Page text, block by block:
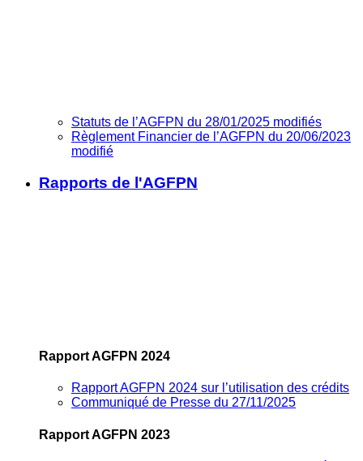
Statuts de l’AGFPN du 28/01/2025 modifiés
Règlement Financier de l’AGFPN du 20/06/2023
modifié
Rapports de l'AGFPN
Rapport AGFPN 2024
Rapport AGFPN 2024 sur l’utilisation des crédits
Communiqué de Presse du 27/11/2025
Rapport AGFPN 2023